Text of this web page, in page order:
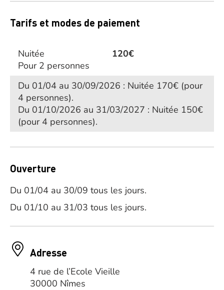
Tarifs et modes de paiement
Nuitée
120€
Pour 2 personnes
Du 01/04 au 30/09/2026 : Nuitée 170€ (pour
4 personnes).
Du 01/10/2026 au 31/03/2027 : Nuitée 150€
(pour 4 personnes).
Ouverture
Du 01/04 au 30/09 tous les jours.
Du 01/10 au 31/03 tous les jours.
Adresse
4 rue de l’Ecole Vieille
30000 Nîmes